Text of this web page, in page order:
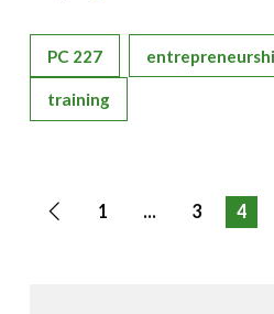
PC 227
training
Vorige
1 ... 3 4